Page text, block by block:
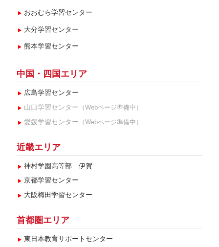
おおむら学習センター
大分学習センター
熊本学習センター
中国・四国エリア
広島学習センター
山口学習センター （Webページ準備中）
愛媛学習センター （Webページ準備中）
近畿エリア
神村学園高等部 伊賀
京都学習センター
大阪梅田学習センター
首都圏エリア
東日本教育サポートセンター